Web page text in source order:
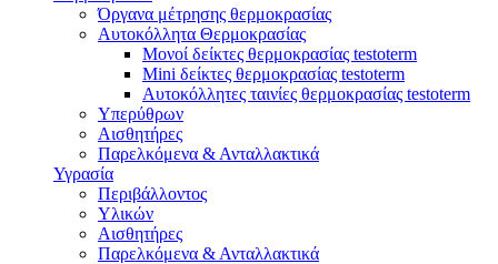
Όργανα μέτρησης θερμοκρασίας
Αυτοκόλλητα Θερμοκρασίας
Μονοί δείκτες θερμοκρασίας testoterm
Mini δείκτες θερμοκρασίας testoterm
Αυτοκόλλητες ταινίες θερμοκρασίας testoterm
Υπερύθρων
Αισθητήρες
Παρελκόμενα & Ανταλλακτικά
Υγρασία
Περιβάλλοντος
Υλικών
Αισθητήρες
Παρελκόμενα & Ανταλλακτικά